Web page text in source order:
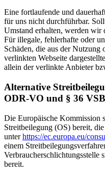
Eine fortlaufende und
für uns nicht durchführbar.
Umstand erhalten, werden wir
Für illegale, fehlerhafte oder
Schäden, die aus der
verlinkten Webseite
allein der verlinkte Anbieter
Alternative
ODR-VO und § 36
Die Europäische Kommission
Streitbeilegung (OS) bereit,
unterhttps://ec.europa.eu/
einem
bereit.